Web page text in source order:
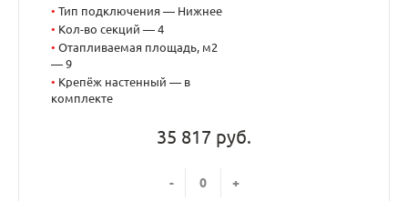
• Тип подключения — Нижнее
• Кол-во секций — 4
• Отапливаемая площадь, м2
— 9
• Крепёж настенный — в
комплекте
35 817 руб.
- +